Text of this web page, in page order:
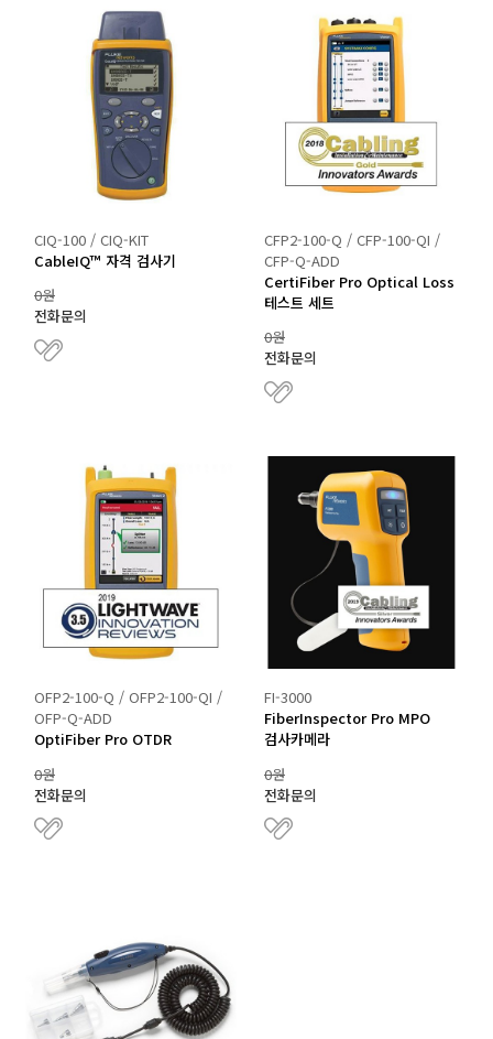
CIQ-100 / CIQ-KIT
CableIQ™ 자격 검사기
0원
전화문의
CFP2-100-Q / CFP-100-QI /
CFP-Q-ADD
CertiFiber Pro Optical Loss
테스트 세트
0원
전화문의
OFP2-100-Q / OFP2-100-QI /
OFP-Q-ADD
OptiFiber Pro OTDR
0원
전화문의
FI-3000
FiberInspector Pro MPO
검사카메라
0원
전화문의